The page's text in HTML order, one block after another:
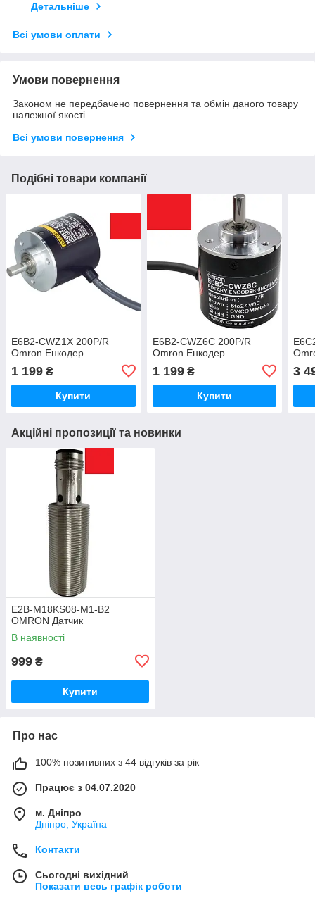
Детальніше
Всі умови оплати
Умови повернення
Законом не передбачено повернення та обмін даного товару
належної якості
Всі умови повернення
Подібні товари компанії
E6B2-CWZ1X 200P/R
Omron Енкодер
1 199 ₴
Купити
E6B2-CWZ6C 200P/R
Omron Енкодер
1 199₴
Купити
3
Акційні пропозиції та новинки
E2B-M18KS08-M1-B2
OMRON Датчик
В наявності
999 ₴
Купити
Про нас
100% позитивних з 44 відгуків за рік
Працює з 04.07.2020
м. Дніпро
Дніпро, Україна
Контакти
Сьогодні вихідний
Показати весь графік роботи